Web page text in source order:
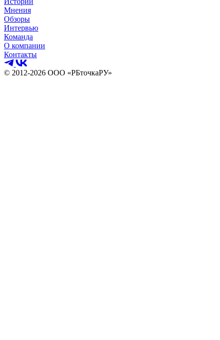
Мнения
Обзоры
Интервью
Команда
О компании
Контакты
© 2012-2026 ООО «РБточкаРУ»